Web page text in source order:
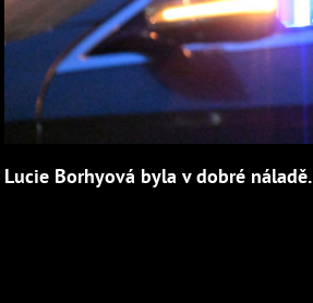
Lucie Borhyová byla v dobré náladě.